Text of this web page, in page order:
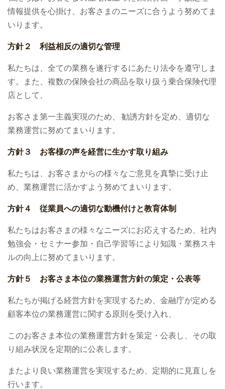
情報提供を心掛け、お客さまのニーズに合うよう努めてま
いります。
方針２ 利益相反の適切な管理
私たちは、全ての業務を遂行するにあたり法令を遵守しま
す。また、複数の保険会社の商品を取り扱う乗合保険代理
店として、
お客さま第一主義実現のため、 勧誘方針を定め、適切な
業務運営に努めてまいります。
方針３ お客様の声を経営に生かす取り組み
私たちは、お客さまからの様々なご意見を真摯に受け止
め、業務運営に活かすよう努めてまいります。
方針４ 従業員への適切な動機付けと教育体制
私たちはお客さまの様々なニーズにお応えするため、社内
勉強会・セミナー参加・自己学習等により知識・業務スキ
ルの向上に努めてまいります。
方針５ お客さま本位の業務運営方針の策定・公表等
私たちが掲げる経営方針を実現するため、金融庁が定める
顧客本位の業務運営に関する原則を受け入れ、
このお客さま本位の業務運営方針を策定・公表し、その取
り組み状況を定期的に公表します。
またより良い業務運営を実現するため、定期的に見直しを
行います。